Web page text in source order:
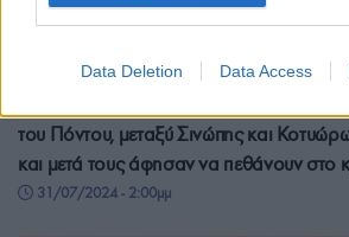
Data Deletion Data Access
του Πόντου, μεταξύ Σινώπης και
και μετά τους άφησαν να πεθάνουν στο
31/07/2024 - 2:00μμ